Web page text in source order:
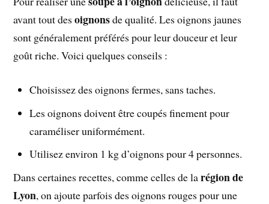
avant tout desoignonsde qualité. Les oignons jaunes
sont généralement préférés pour leur douceur et leur
goût riche. Voici quelques conseils :
Choisissez des oignons fermes, sans taches.
Les oignons doivent être coupés finement pour
caraméliser uniformément.
Utilisez environ 1 kg d’oignons pour 4 personnes.
Dans certaines recettes, comme celles de larégion de
Lyon, on ajoute parfois des oignons rouges pour une